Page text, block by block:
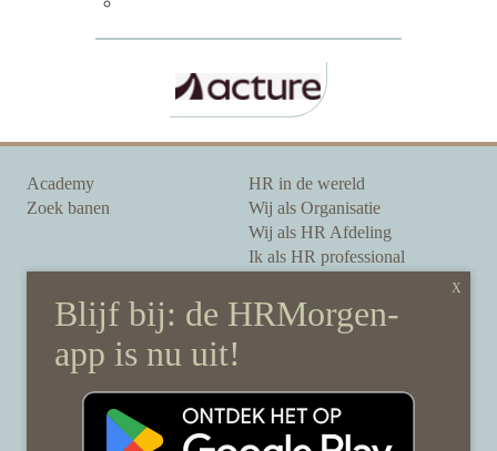
Academy
Zoek banen
HR in de wereld
Wij als Organisatie
Wij als HR Afdeling
Ik als HR professional
Onze auteurs
Onze partners
Sponsoring
Over HRMorgen
Disclaimer & gedragscode